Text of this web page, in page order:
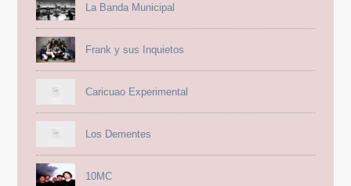
La Banda Municipal
Frank y sus Inquietos
Caricuao Experimental
Los Dementes
10MC